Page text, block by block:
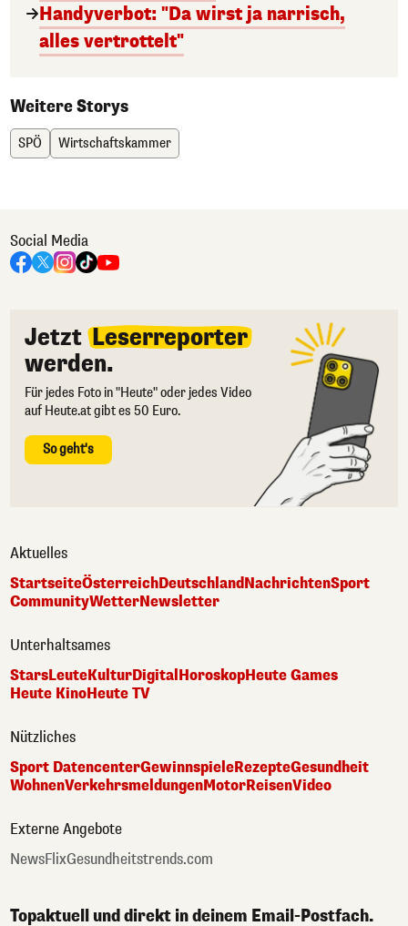
Handyverbot: "Da wirst ja narrisch,
alles vertrottelt"
Weitere Storys
SPÖ Wirtschaftskammer
Social Media
Jetzt Leserreporter
werden.
Für jedes Foto in "Heute" oder jedes Video
auf Heute.at gibt es 50 Euro.
So geht's
Aktuelles
StartseiteÖsterreichDeutschlandNachrichtenSport
CommunityWetterNewsletter
Unterhaltsames
StarsLeuteKulturDigitalHoroskopHeute Games
Heute KinoHeute TV
Nützliches
Sport DatencenterGewinnspieleRezepteGesundheit
WohnenVerkehrsmeldungenMotorReisenVideo
Externe Angebote
NewsFlixGesundheitstrends.com
Topaktuell und direkt in deinem Email-Postfach.